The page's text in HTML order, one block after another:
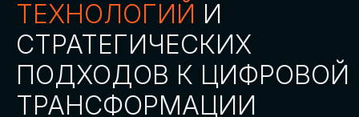
АККРЕДИТАЦИЯ
СМИ
СТАТЬ УЧАСТНИКОМ